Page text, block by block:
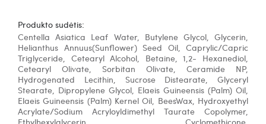
Produkto sudėtis:
Centella Asiatica Leaf Water, Butylene Glycol, Glycerin,
Helianthus Annuus(Sunflower) Seed Oil, Caprylic/Capric
Triglyceride, Cetearyl Alcohol, Betaine, 1,2- Hexanediol,
Cetearyl Olivate, Sorbitan Olivate, Ceramide NP,
Hydrogenated Lecithin, Sucrose Distearate, Glyceryl
Stearate, Dipropylene Glycol, Elaeis Guineensis (Palm) Oil,
Elaeis Guineensis (Palm) Kernel Oil, BeesWax, Hydroxyethyl
Acrylate/Sodium Acryloyldimethyl Taurate Copolymer,
Ethylhexylglycerin, Cyclomethicone,